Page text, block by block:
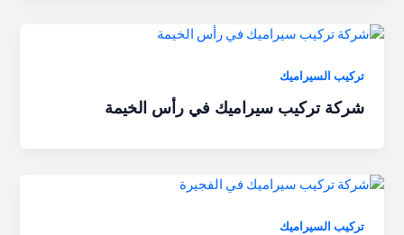
تركيب السيراميك
شركة تركيب سيراميك في رأس الخيمة
تركيب السيراميك